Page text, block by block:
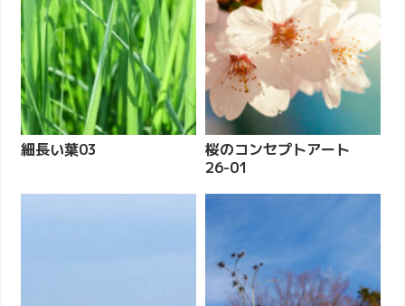
細長い葉03
桜のコンセプトアート
26-01